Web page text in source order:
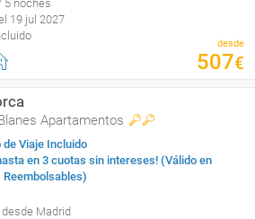
5 noches
19 jul 2027
desde
507€
Apartamentos
de Viaje Incluido
en 3 cuotas sin intereses! (Válido en
Madrid